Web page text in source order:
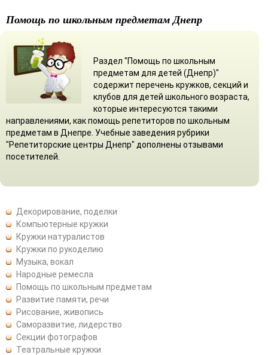
Помощь по школьным предметам Днепр
Раздел "Помощь по школьным
предметам для детей (Днепр)"
содержит перечень кружков, секций и
клубов для детей школьного возраста,
которые интересуются такими
направлениями, как помощь репетиторов по школьным
предметам в Днепре. Учебные заведения рубрики
"Репетиторские центры Днепр" дополнены отзывами
посетителей.
Декорирование, поделки
Компьютерные кружки
Кружки натуралистов
Кружки по рукоделию
Музыка, вокал
Народные ремесла
Помощь по школьным предметам
Развитие памяти, речи
Рисование, живопись
Саморазвитие, лидерство
Секции фотографов
Театральные кружки